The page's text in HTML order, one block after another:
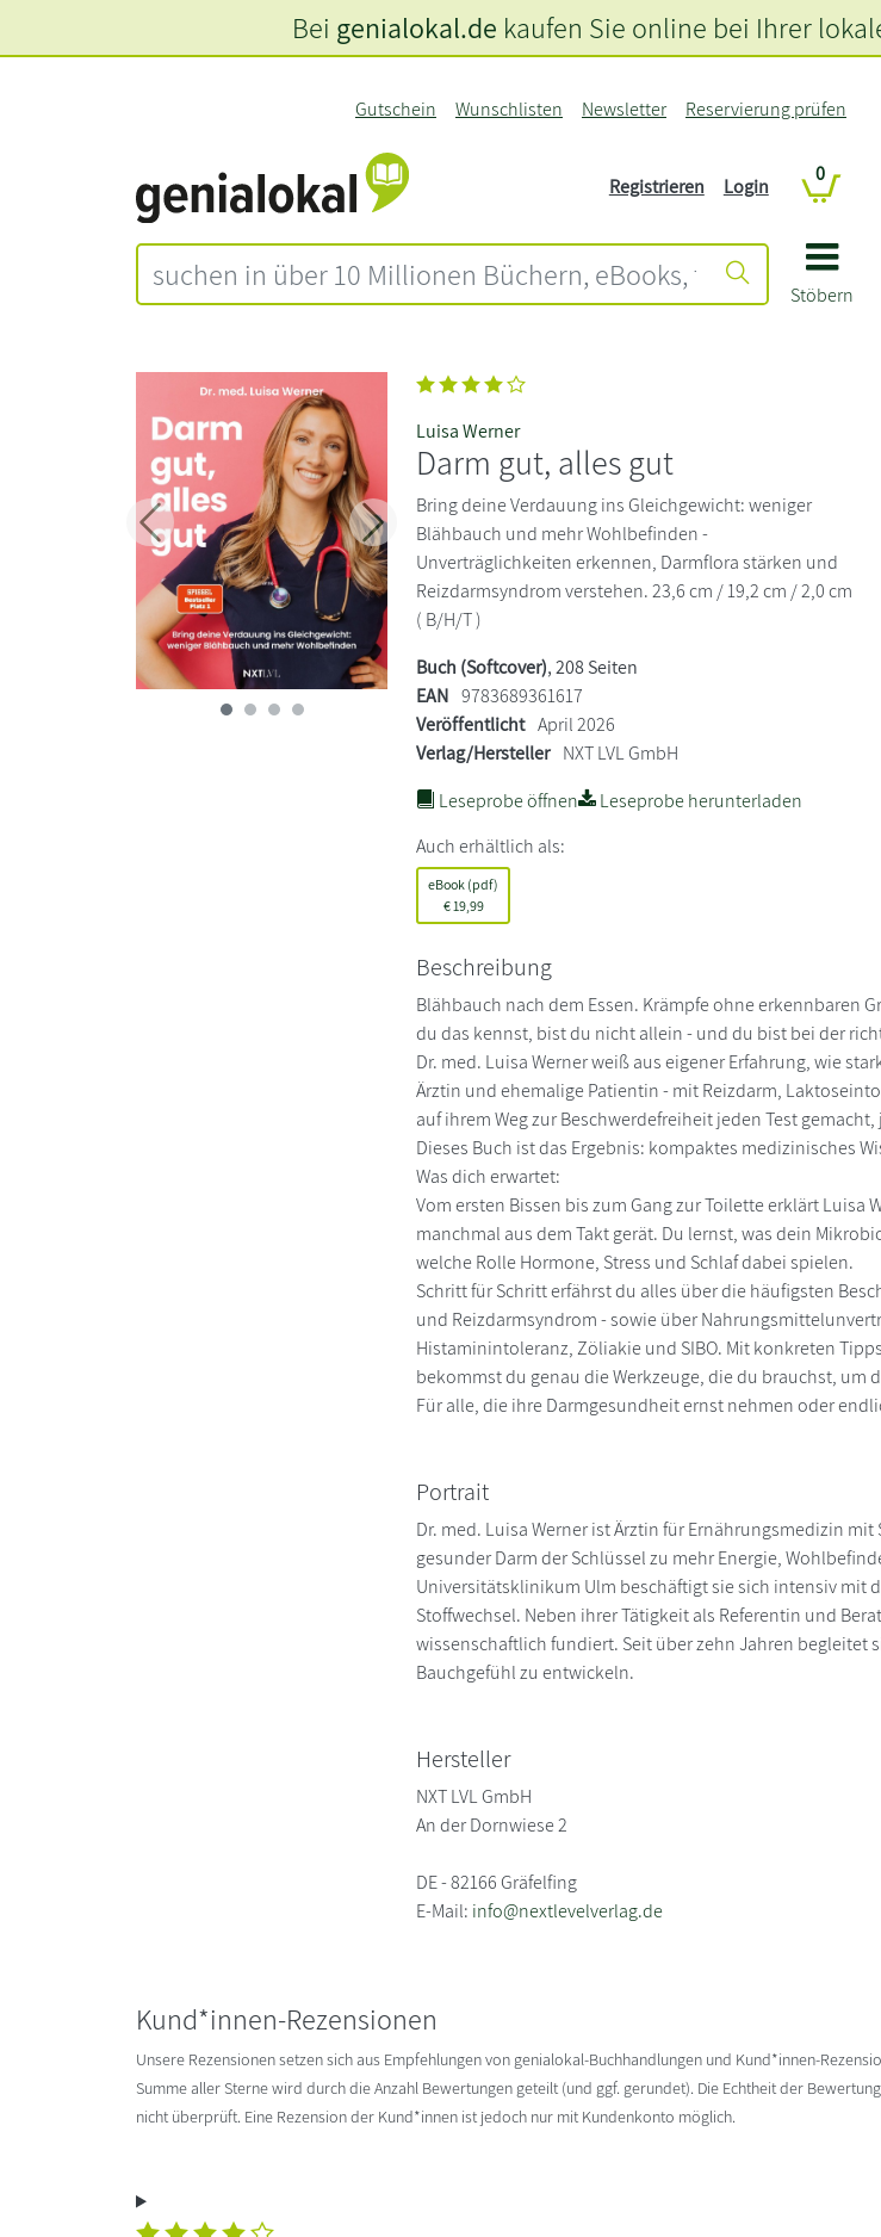
Stöbern
Gutschein Wunschlisten Newsletter Reservierung prüfen
Registrieren Login
0
Bei genialokal.de kaufen Sie online bei Ihrer
Zurück Weiter
Luisa Werner
Darm gut, alles gut
Bring deine Verdauung ins Gleichgewicht: weniger
Blähbauch und mehr Wohlbefinden -
Unverträglichkeiten erkennen, Darmflora stärken und
Reizdarmsyndrom verstehen. 23,6 cm / 19,2 cm / 2,0 cm
( B/H/T )
Buch (Softcover), 208 Seiten
EAN 9783689361617
Veröffentlicht April 2026
Verlag/Hersteller NXT LVL GmbH
Leseprobe öffnen
Leseprobe herunterladen
Auch erhältlich als:
eBook (pdf)
€19,99
Beschreibung
Blähbauch nach dem Essen. Krämpfe ohne erkennbaren
du das kennst, bist du nicht allein - und du bist bei der
Dr. med. Luisa Werner weiß aus eigener Erfahrung, wie
Ärztin und ehemalige Patientin - mit Reizdarm,
auf ihrem Weg zur Beschwerdefreiheit jeden Test
Dieses Buch ist das Ergebnis: kompaktes medizinisches
Was dich erwartet:
Vom ersten Bissen bis zum Gang zur Toilette erklärt
manchmal aus dem Takt gerät. Du lernst, was dein
welche Rolle Hormone, Stress und Schlaf dabei spielen.
Schritt für Schritt erfährst du alles über die häufigsten
und Reizdarmsyndrom - sowie über
Histaminintoleranz, Zöliakie und SIBO. Mit konkreten
bekommst du genau die Werkzeuge, die du brauchst, um
Für alle, die ihre Darmgesundheit ernst nehmen oder
Portrait
Dr. med. Luisa Werner ist Ärztin für Ernährungsmedizin
gesunder Darm der Schlüssel zu mehr Energie,
Universitätsklinikum Ulm beschäftigt sie sich intensiv mit
Stoffwechsel. Neben ihrer Tätigkeit als Referentin und
wissenschaftlich fundiert. Seit über zehn Jahren begleitet
Bauchgefühl zu entwickeln.
Hersteller
NXT LVL GmbH
An der Dornwiese 2
DE - 82166 Gräfelfing
E-Mail: info@nextlevelverlag.de
Kund*innen-Rezensionen
Unsere Rezensionen setzen sich aus Empfehlungen von genialokal-Buchhandlungen und Kund*innen-
Summe aller Sterne wird durch die Anzahl Bewertungen geteilt (und ggf. gerundet). Die Echtheit der
nicht überprüft. Eine Rezension der Kund*innen ist jedoch nur mit Kundenkonto möglich.